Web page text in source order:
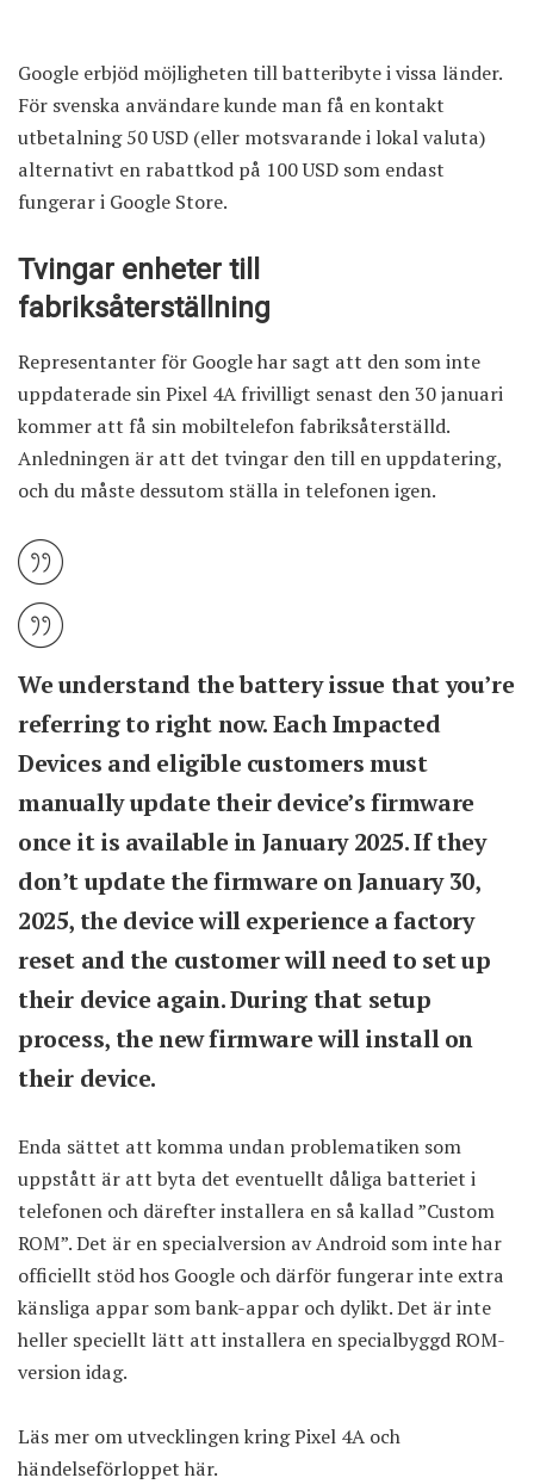
Google erbjöd möjligheten till batteribyte i vissa länder.
För svenska användare kunde man få en kontakt
utbetalning 50 USD (eller motsvarande i lokal valuta)
alternativt en rabattkod på 100 USD som endast
fungerar i Google Store.
Tvingar enheter till
fabriksåterställning
Representanter för Google har sagt att den som inte
uppdaterade sin Pixel 4A frivilligt senast den 30 januari
kommer att få sin mobiltelefon fabriksåterställd.
Anledningen är att det tvingar den till en uppdatering,
och du måste dessutom ställa in telefonen igen.
We understand the battery issue that you’re
referring to right now. Each Impacted
Devices and eligible customers must
manually update their device’s firmware
once it is available in January 2025. If they
don’t update the firmware on January 30,
2025, the device will experience a factory
reset and the customer will need to set up
their device again. During that setup
process, the new firmware will install on
their device.
Enda sättet att komma undan problematiken som
uppstått är att byta det eventuellt dåliga batteriet i
telefonen och därefter installera en så kallad ”Custom
ROM”. Det är en specialversion av Android som inte har
officiellt stöd hos Google och därför fungerar inte extra
känsliga appar som bank-appar och dylikt. Det är inte
heller speciellt lätt att installera en specialbyggd ROM-
version idag.
Läs mer om utvecklingen kring Pixel 4A och
händelseförloppet här.